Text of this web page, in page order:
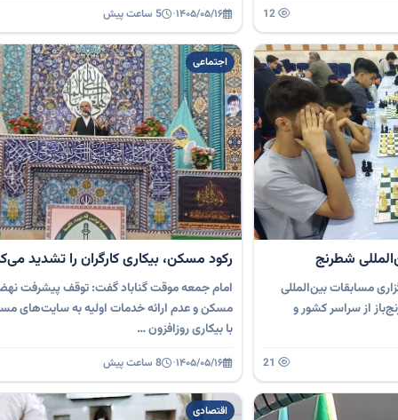
۱۴۰۵/۰۵/۱۶· 5 ساعت پیش
شطرنج
مسابقات بین‌المللی
بیش از ۳۰۰ شطرنج‌باز از سراسر کشور و
اجتماعی
رکود مسکن، بیکاری کارگران را تشدید
امام جمعه موقت گناباد گفت: توقف پیشرفت
مسکن و عدم ارائه خدمات اولیه به سایت‌های
با بیکاری روزافزون …
۱۴۰۵/۰۵/۱۶· 8 ساعت پیش
اقتصادی